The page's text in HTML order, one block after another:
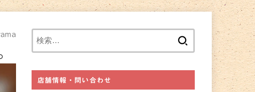
店舗情報・問い合わせ